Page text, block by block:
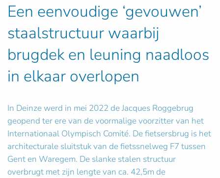
Een eenvoudige ‘gevouwen’
staalstructuur waarbij
brugdek en leuning naadloos
in elkaar overlopen
In Deinze werd in mei 2022 de Jacques Roggebrug
geopend ter ere van de voormalige voorzitter van het
Internationaal Olympisch Comité. De fietsersbrug is het
architecturale sluitstuk van de fietssnelweg F7 tussen
Gent en Waregem. De slanke stalen structuur
overbrugt met zijn lengte van ca. 42,5m de